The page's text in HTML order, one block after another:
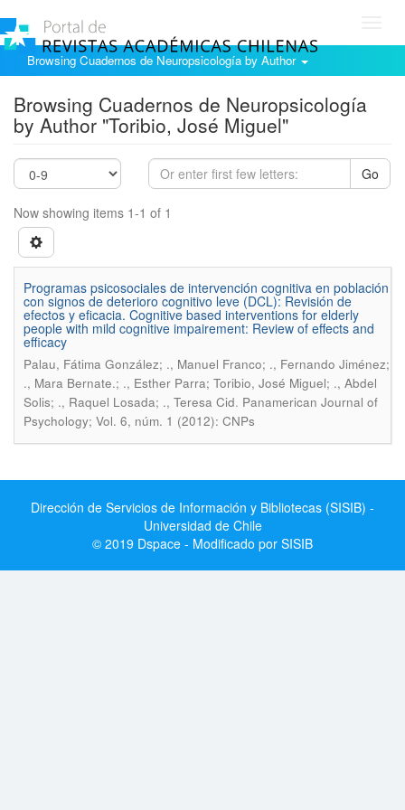
Browsing Cuadernos de Neuropsicología by Author
Browsing Cuadernos de Neuropsicología
by Author "Toribio, José Miguel"
Go
Now showing items 1-1 of 1
Programas psicosociales de intervención cognitiva en población
con signos de deterioro cognitivo leve (DCL): Revisión de
efectos y eficacia. Cognitive based interventions for elderly
people with mild cognitive impairement: Review of effects and
efficacy
Palau, Fátima González; ., Manuel Franco; ., Fernando Jiménez;
., Mara Bernate.; ., Esther Parra; Toribio, José Miguel; ., Abdel
Solis; ., Raquel Losada; ., Teresa Cid. Panamerican Journal of
Psychology; Vol. 6, núm. 1 (2012): CNPs
Dirección de Servicios de Información y Bibliotecas (SISIB) -
Universidad de Chile
© 2019 Dspace - Modificado por SISIB